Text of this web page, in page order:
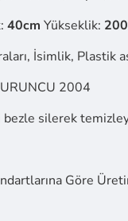
40cm Yükseklik:
İsimlik,
2004
bezle silerek
Göre